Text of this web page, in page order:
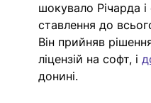
шокувало Річарда
ставлення до
Він прийняв
ліцензій на софт, і
донині.